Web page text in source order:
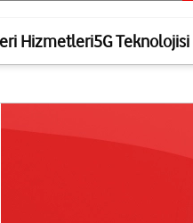
Hizmetleri5G Teknolojisi